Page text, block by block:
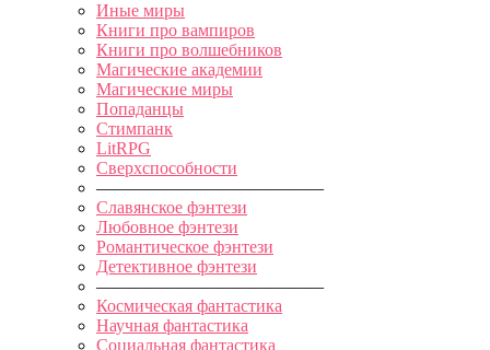
Иные миры
Книги про вампиров
Книги про волшебников
Магические академии
Магические миры
Попаданцы
Стимпанк
LitRPG
Сверхспособности
—————————————
Славянское фэнтези
Любовное фэнтези
Романтическое фэнтези
Детективное фэнтези
—————————————
Космическая фантастика
Научная фантастика
Социальная фантастика